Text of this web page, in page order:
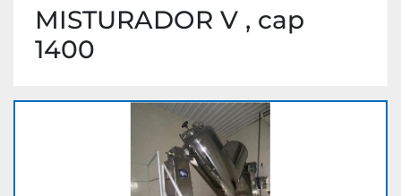
MISTURADOR V , cap
1400